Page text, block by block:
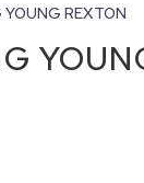
REXTON